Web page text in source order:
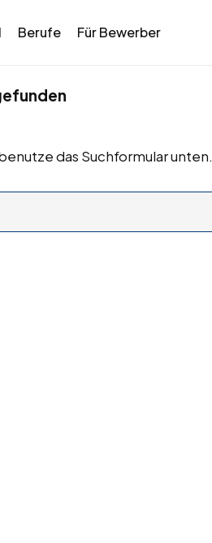
Berufe Für Bewerber
das Suchformular unten.